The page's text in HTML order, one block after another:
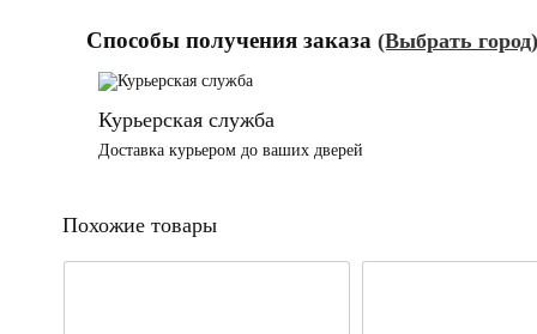
Способы получения заказа (Выбрать город)
Курьерская служба
Доставка курьером до ваших дверей
Похожие товары